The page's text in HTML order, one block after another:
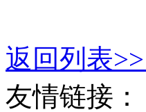
返回列表>>
友情链接